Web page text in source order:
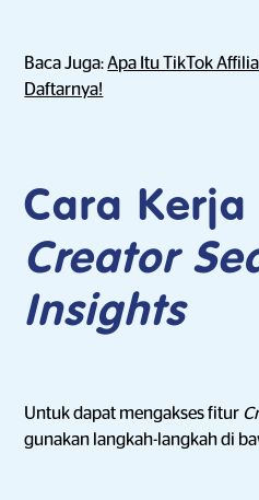
Baca Juga:Apa Itu TikTok
Daftarnya!
Cara Kerja
Creator
Insights
Untuk dapat mengakses fitur
gunakan langkah-langkah di